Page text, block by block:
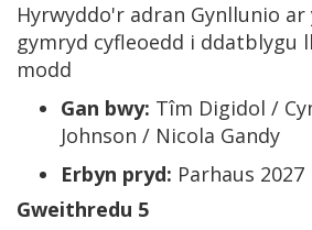
Hyrwyddo'r adran Gynllunio ar
gymryd cyfleoedd i ddatblygu
modd
Gan bwy: Tîm Digidol /
Johnson / Nicola Gandy
Erbyn pryd: Parhaus 2027
Gweithredu 5